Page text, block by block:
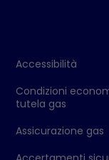
Accessibilità
Condizioni
tutela gas
Assicurazione gas